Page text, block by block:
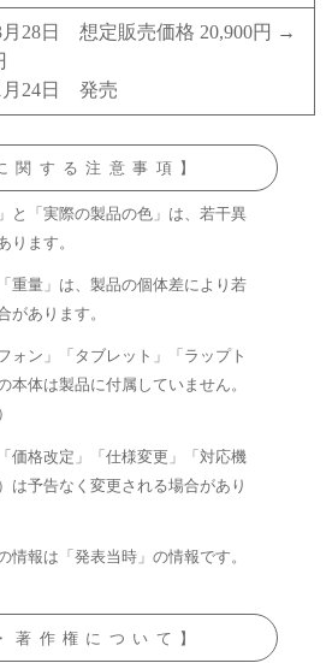
月28日 想定販売価格 20,900円 →
月24日 発売
関する注意事項】
と「実際の製品の色」は、若干異
ります。
重量」は、製品の個体差により若
があります。
ォン」「タブレット」「ラップト
本体は製品に付属していません。
価格改定」「仕様変更」「対応機
は予告なく変更される場合があり
情報は「発表当時」の情報です。
著作権について】